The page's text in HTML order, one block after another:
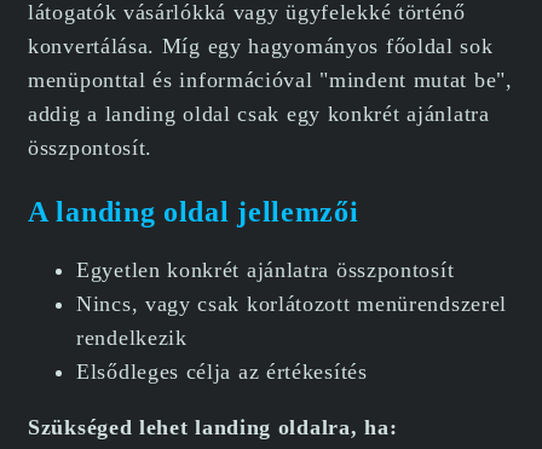
látogatók vásárlókká vagy ügyfelekké történő
konvertálása. Míg egy hagyományos főoldal sok
menüponttal és információval "mindent mutat be",
addig a landing oldal csak egy konkrét ajánlatra
összpontosít.
A landing oldal jellemzői
Egyetlen konkrét ajánlatra összpontosít
Nincs, vagy csak korlátozott menürendszerel
rendelkezik
Elsődleges célja az értékesítés
Szükséged lehet landing oldalra, ha: